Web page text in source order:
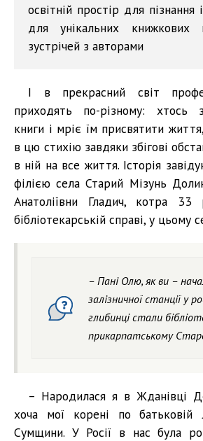
освітній простір для пізнання
для унікальних книжкових
зустрічей з авторами
І в прекрасний світ
приходять по-різному: хтось
книги і мріє їм присвятити
в цю стихію завдяки збігові
в ній на все життя. Історія
філією села Старий Мізунь
Анатоліївни Гладич, котра 33
бібліотекарській справі, у цьому
– Пані Олю, як ви –
залізничної станції у
глибинці стали
прикарпатському
– Народилася я в Жданівці
хоча мої корені по батьковій
Сумщини. У Росії в нас була